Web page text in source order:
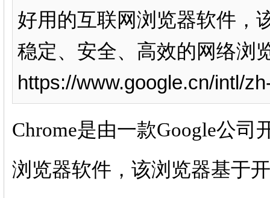
好用的互联网浏览器软件，
稳定、安全、高效的网络浏
https://www.google.cn/intl/
Chrome是由一款Google公
浏览器软件，该浏览器基于